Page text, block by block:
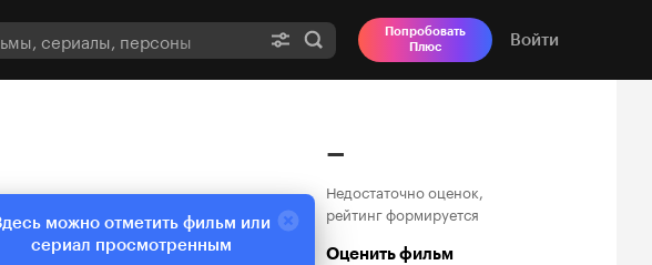
Попробовать
Плюс
Войти
–
Недостаточно оценок,
рейтинг формируется
Оценить фильм
можно отметить фильм или
сериал просмотренным